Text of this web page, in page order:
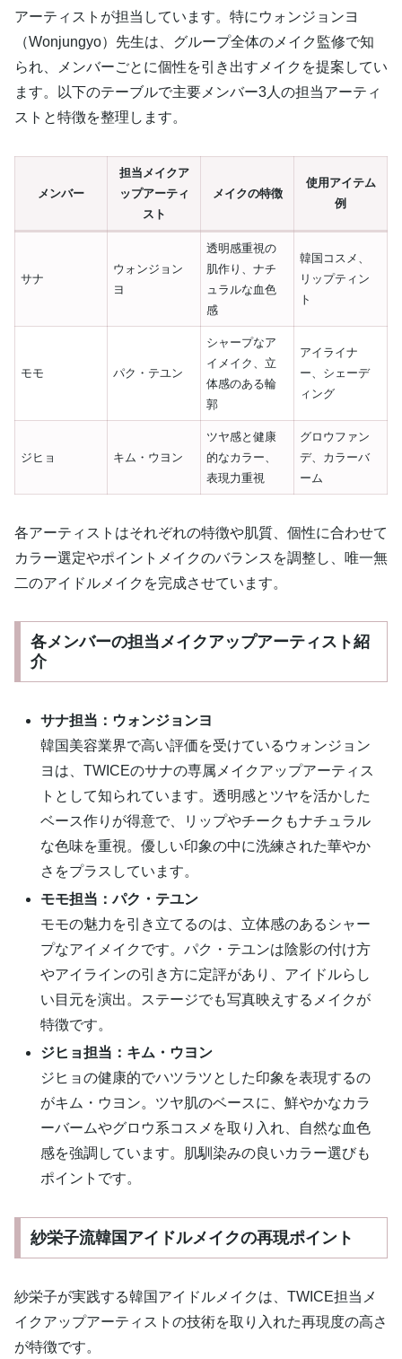
アーティストが担当しています。特にウォンジョンヨ
（Wonjungyo）先生は、グループ全体のメイク監修で知
られ、メンバーごとに個性を引き出すメイクを提案してい
ます。以下のテーブルで主要メンバー3人の担当アーティ
ストと特徴を整理します。
メンバー
担当メイクア
ップアーティ
スト
メイクの特徴
使用アイテム
例
サナ
ウォンジョン
ヨ
透明感重視の
肌作り、ナチ
ュラルな血色
感
韓国コスメ、
リップティン
ト
モモ パク・テユン
シャープなア
イメイク、立
体感のある輪
郭
アイライナ
ー、シェーデ
ィング
ジヒョ キム・ウヨン
ツヤ感と健康
的なカラー、
表現力重視
グロウファン
デ、カラーバ
ーム
各アーティストはそれぞれの特徴や肌質、個性に合わせて
カラー選定やポイントメイクのバランスを調整し、唯一無
二のアイドルメイクを完成させています。
各メンバーの担当メイクアップアーティスト紹
介
サナ担当：ウォンジョンヨ
韓国美容業界で高い評価を受けているウォンジョン
ヨは、TWICEのサナの専属メイクアップアーティス
トとして知られています。透明感とツヤを活かした
ベース作りが得意で、リップやチークもナチュラル
な色味を重視。優しい印象の中に洗練された華やか
さをプラスしています。
モモ担当：パク・テユン
モモの魅力を引き立てるのは、立体感のあるシャー
プなアイメイクです。パク・テユンは陰影の付け方
やアイラインの引き方に定評があり、アイドルらし
い目元を演出。ステージでも写真映えするメイクが
特徴です。
ジヒョ担当：キム・ウヨン
ジヒョの健康的でハツラツとした印象を表現するの
がキム・ウヨン。ツヤ肌のベースに、鮮やかなカラ
ーバームやグロウ系コスメを取り入れ、自然な血色
感を強調しています。肌馴染みの良いカラー選びも
ポイントです。
紗栄子流韓国アイドルメイクの再現ポイント
紗栄子が実践する韓国アイドルメイクは、TWICE担当メ
イクアップアーティストの技術を取り入れた再現度の高さ
が特徴です。